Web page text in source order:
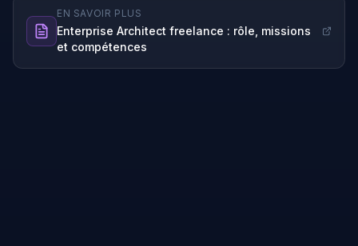
EN SAVOIR PLUS
Enterprise Architect freelance : rôle, missions
et compétences